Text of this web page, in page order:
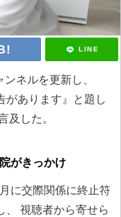
LINE
ネルを更新し、
があります』と題し
及した。
がきっかけ
に交際関係に終止符
、 視聴者から寄せら